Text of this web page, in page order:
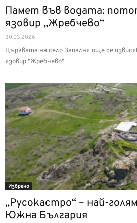
Памет във водата:
язовир „Жребчево“
30.03.2026
Църквата на село Запалня още се
язовир "Жребчево"
Избрано
„Русокастро“ – най-
Южна България